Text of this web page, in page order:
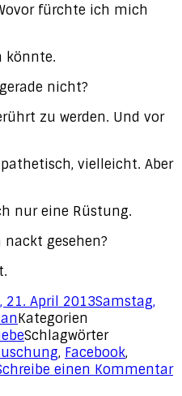
fürchte ich mich
könnte.
nicht?
zu werden. Und vor
vielleicht. Aber
nur eine Rüstung.
gesehen?
21. April 2013Samstag,
Kategorien
Schlagwörter
, Facebook,
einen Kommentar